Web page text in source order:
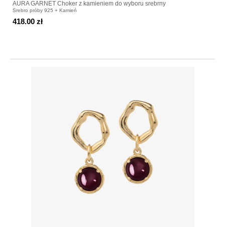
AURA GARNET Choker z kamieniem do wyboru srebrny
Srebro próby 925 + Kamień
418.00 zł